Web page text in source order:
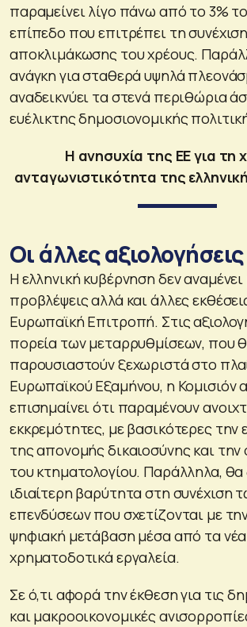
παραμείνει λίγο πάνω από το 3%
επίπεδο που επιτρέπει τη
αποκλιμάκωσης του χρέους.
ανάγκη για σταθερά υψηλά
αναδεικνύει τα στενά περιθώρια
ευέλικτης δημοσιονομικής
Η ανησυχία της ΕΕ για τη
ανταγωνιστικότητα της
Οι άλλες αξιολογήσεις
Η ελληνική κυβέρνηση δεν αναμένει
προβλέψεις αλλά και άλλες
Ευρωπαϊκή Επιτροπή. Στις
πορεία των μεταρρυθμίσεων, που
παρουσιαστούν ξεχωριστά στο
Ευρωπαϊκού Εξαμήνου, η Κομισιόν
επισημαίνει ότι παραμένουν
εκκρεμότητες, με βασικότερες την
της απονομής δικαιοσύνης και
του κτηματολογίου. Παράλληλα, θα
ιδιαίτερη βαρύτητα στη συνέχιση
επενδύσεων που σχετίζονται με
ψηφιακή μετάβαση μέσα από τα
χρηματοδοτικά εργαλεία.
Σε ό,τι αφορά την έκθεση για τις
και μακροοικονομικές